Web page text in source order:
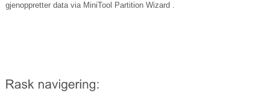
gjenoppretter data via MiniTool Partition Wizard .